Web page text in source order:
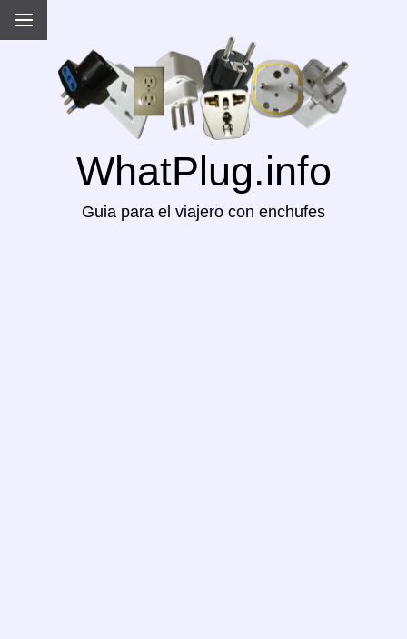
WhatPlug.info
Guia para el viajero con enchufes